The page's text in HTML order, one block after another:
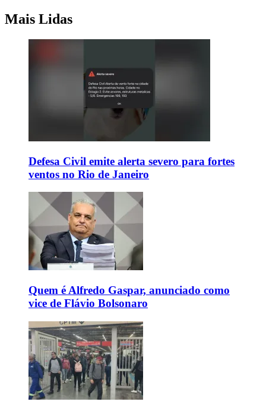
Mais Lidas
Defesa Civil emite alerta severo para fortes
ventos no Rio de Janeiro
Quem é Alfredo Gaspar, anunciado como
vice de Flávio Bolsonaro